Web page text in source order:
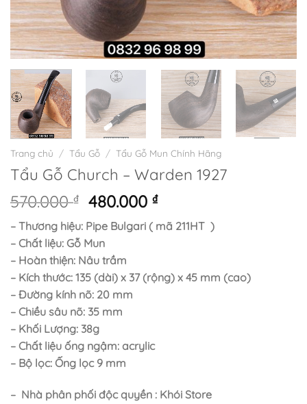
Trang chủ / Tẩu Gỗ / Tẩu Gỗ Mun Chính Hãng
Tẩu Gỗ Church – Warden 1927
570.000₫
Giá
gốc
là:
570.000 ₫.
480.000₫Giá
hiện
tại
– Thương hiệu: Pipe Bulgari ( mã 211HT )
– Chất liệu: Gỗ Mun
– Hoàn thiện: Nâu trầm
– Kích thước: 135 (dài) x 37 (rộng) x 45 mm (cao)
– Đường kính nõ: 20 mm
– Chiều sâu nõ: 35 mm
– Khối Lượng: 38g
– Chất liệu ống ngậm: acrylic
– Bộ lọc: Ống lọc 9 mm
– Nhà phân phối độc quyền : Khói Store